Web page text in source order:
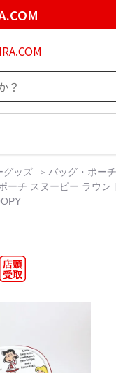
グッズ バッグ・ポーチ
ーチ スヌーピー ラウン